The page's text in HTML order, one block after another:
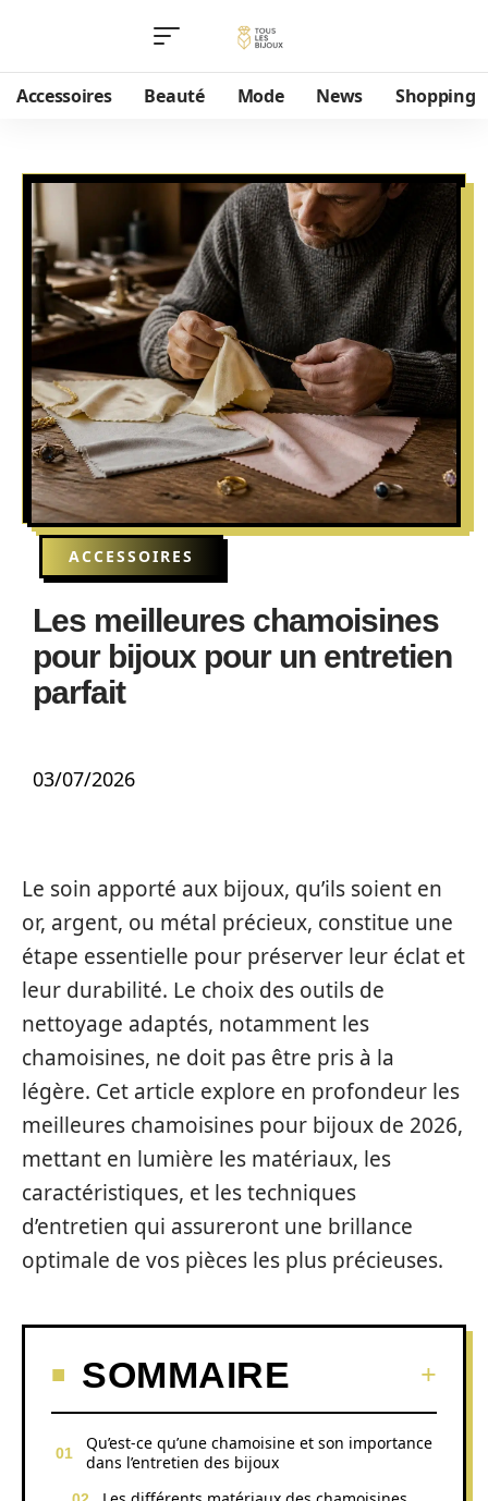
Accessoires Beauté Mode News Shopping
ACCESSOIRES
Les meilleures chamoisines
pour bijoux pour un entretien
parfait
03/07/2026
Le soin apporté aux bijoux, qu’ils soient en
or, argent, ou métal précieux, constitue une
étape essentielle pour préserver leur éclat et
leur durabilité. Le choix des outils de
nettoyage adaptés, notamment les
chamoisines, ne doit pas être pris à la
légère. Cet article explore en profondeur les
meilleures chamoisines pour bijoux de 2026,
mettant en lumière les matériaux, les
caractéristiques, et les techniques
d’entretien qui assureront une brillance
optimale de vos pièces les plus précieuses.
SOMMAIRE
Qu’est-ce qu’une chamoisine et son importance
dans l’entretien des bijoux